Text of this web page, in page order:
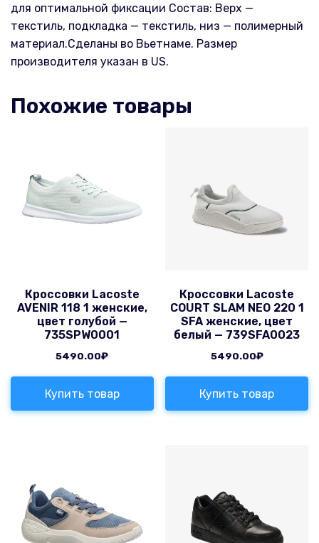
для оптимальной фиксации Состав: Верх —
текстиль, подкладка — текстиль, низ — полимерный
материал.Сделаны во Вьетнаме. Размер
производителя указан в US.
Похожие товары
Кроссовки Lacoste
AVENIR 118 1 женские,
цвет голубой —
735SPW0001
5490.00₽
Купить товар
Кроссовки Lacoste
COURT SLAM NEO 220 1
SFA женские, цвет
белый — 739SFA0023
5490.00₽
Купить товар